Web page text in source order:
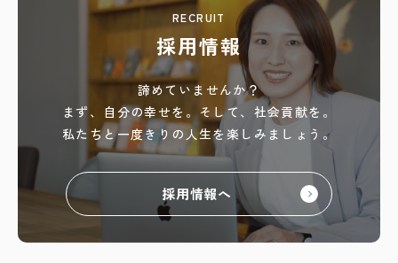
RECRUIT
採用情報
諦めていませんか？
まず、自分の幸せを。 そして、社会貢献を。
私たちと一度きりの人生を 楽しみましょう。
採用情報へ